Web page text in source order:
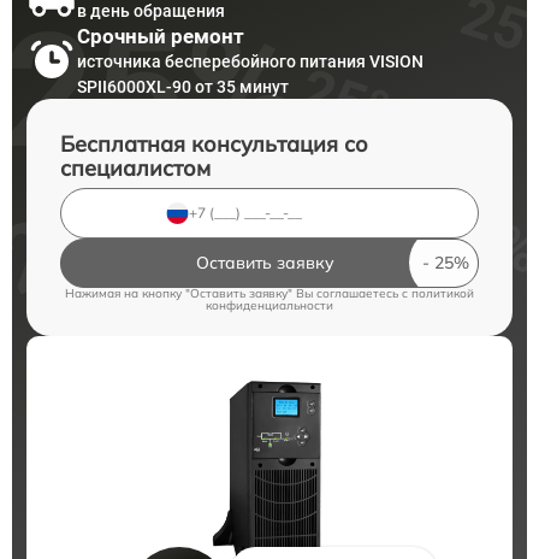
в день обращения
Срочный ремонт
источника бесперебойного питания VISION
SPII6000XL-90 от 35 минут
Бесплатная консультация со
специалистом
Оставить заявку
Нажимая на кнопку "Оставить заявку" Вы соглашаетесь cполитикой
конфиденциальности